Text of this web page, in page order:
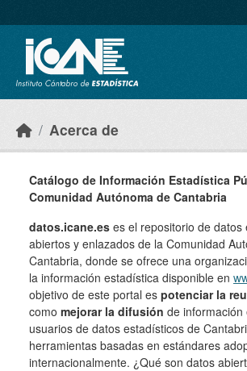
Acerca de
Catálogo de Información Estadística
Comunidad Autónoma de Cantabria
datos.icane.es es el repositorio de datos
abiertos y enlazados de la Comunidad
Cantabria, donde se ofrece una
la información estadística disponible en
objetivo de este portal es potenciar la
como mejorar la difusión de
usuarios de datos estadísticos de
herramientas basadas en estándares
internacionalmente. ¿Qué son datos